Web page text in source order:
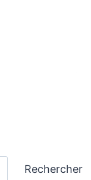
Rechercher